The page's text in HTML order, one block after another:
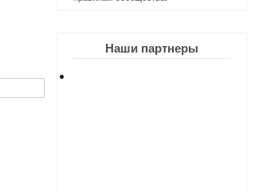
Наши партнеры